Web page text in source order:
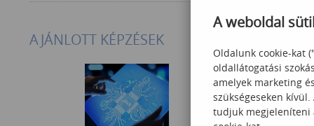
AJÁNLOTT KÉPZÉSEK
A weboldal
Oldalunk cookie-kat
oldallátogatási
amelyek marketing
szükségeseken
tudjuk megjeleníteni